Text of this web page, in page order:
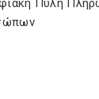
Πύλη